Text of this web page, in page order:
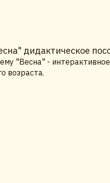
дидактическое
"Весна" -
возраста.